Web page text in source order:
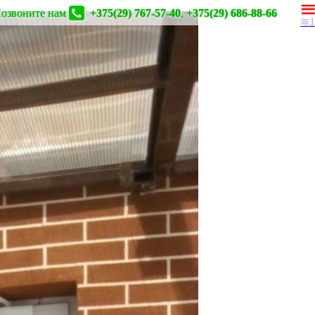
нам +375(29) 767-57-40,+375(29) 686-88-66
≅1